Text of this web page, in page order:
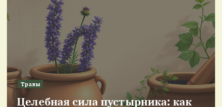
Травы
Целебная сила пустырника: как